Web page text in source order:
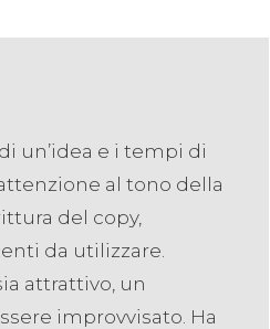
un’idea e i tempi di
al tono della
del copy,
da utilizzare.
attrattivo, un
improvvisato. Ha